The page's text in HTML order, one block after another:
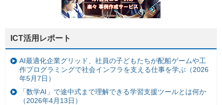
ICT活用レポート
AI最適化企業グリッド、社員の子どもたちが配船ゲームや工
作プログラミングで社会インフラを支える仕事を学ぶ（2026
年5月7日）
「数学AI」で途中式まで理解できる学習支援ツールとは何か
（2026年4月13日）